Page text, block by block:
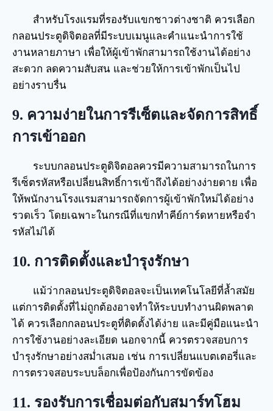
สำหรับโรงแรมที่รองรับแขกชาวต่างชาติ ควรเลือก
กลอนประตูดิจิตอลที่มีระบบเมนูและคำแนะนำการใช้
งานหลายภาษา เพื่อให้ผู้เข้าพักสามารถใช้งานได้อย่าง
สะดวก ลดความสับสน และช่วยให้การเข้าพักเป็นไป
อย่างราบรื่น
9. ความง่ายในการรีเซ็ตและจัดการสิทธิ์
การเข้าออก
ระบบกลอนประตูดิจิตอลควรมีความสามารถในการ
รีเซ็ตรหัสหรือเปลี่ยนสิทธิ์การเข้าถึงได้อย่างง่ายดาย เพื่อ
ให้พนักงานโรงแรมสามารถจัดการผู้เข้าพักใหม่ได้อย่าง
รวดเร็ว โดยเฉพาะในกรณีที่แขกทำคีย์การ์ดหายหรือจำ
รหัสไม่ได้
10. การติดตั้งและบำรุงรักษา
แม้ว่ากลอนประตูดิจิตอลจะเป็นเทคโนโลยีที่ล้ำสมัย
แต่การติดตั้งที่ไม่ถูกต้องอาจทำให้ระบบทำงานผิดพลาด
ได้ ควรเลือกกลอนประตูที่ติดตั้งได้ง่าย และมีคู่มือแนะนำ
การใช้งานอย่างละเอียด นอกจากนี้ ควรตรวจสอบการ
บำรุงรักษาอย่างสม่ำเสมอ เช่น การเปลี่ยนแบตเตอรี่และ
การตรวจสอบระบบล็อกเพื่อป้องกันการขัดข้อง
11. รองรับการเชื่อมต่อกับสมาร์ทโฮม